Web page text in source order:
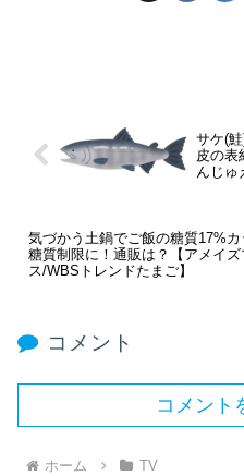
サケ(
皮の表
んじゅ
気づかう土鍋でご飯の糖質17%カ
糖質制限に！通販は？【アメイズ
ス/WBSトレンドたまご】
コメント
コメント
ホーム TV